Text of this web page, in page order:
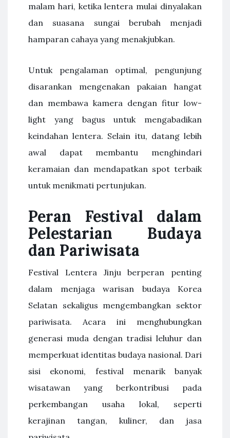
malam hari, ketika lentera mulai dinyalakan
dan suasana sungai berubah menjadi
hamparan cahaya yang menakjubkan.
Untuk pengalaman optimal, pengunjung
disarankan mengenakan pakaian hangat
dan membawa kamera dengan fitur low-
light yang bagus untuk mengabadikan
keindahan lentera. Selain itu, datang lebih
awal dapat membantu menghindari
keramaian dan mendapatkan spot terbaik
untuk menikmati pertunjukan.
Peran Festival dalam
Pelestarian Budaya
dan Pariwisata
Festival Lentera Jinju berperan penting
dalam menjaga warisan budaya Korea
Selatan sekaligus mengembangkan sektor
pariwisata. Acara ini menghubungkan
generasi muda dengan tradisi leluhur dan
memperkuat identitas budaya nasional. Dari
sisi ekonomi, festival menarik banyak
wisatawan yang berkontribusi pada
perkembangan usaha lokal, seperti
kerajinan tangan, kuliner, dan jasa